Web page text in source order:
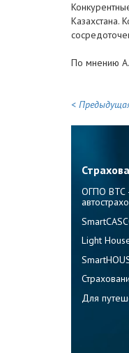
Казахстана.
По мнению
<
ОГПО ВТС
Light
Для